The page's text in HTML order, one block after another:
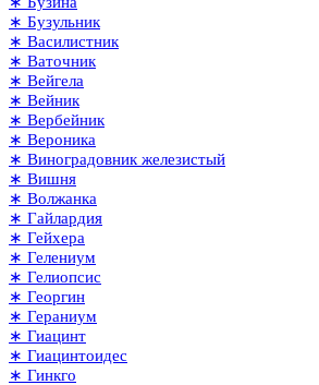
∗ Бузульник
∗ Василистник
∗ Ваточник
∗ Вейгела
∗ Вейник
∗ Вербейник
∗ Вероника
∗ Виноградовник железистый
∗ Вишня
∗ Волжанка
∗ Гайлардия
∗ Гейхера
∗ Гелениум
∗ Гелиопсис
∗ Георгин
∗ Гераниум
∗ Гиацинт
∗ Гиацинтоидес
∗ Гинкго